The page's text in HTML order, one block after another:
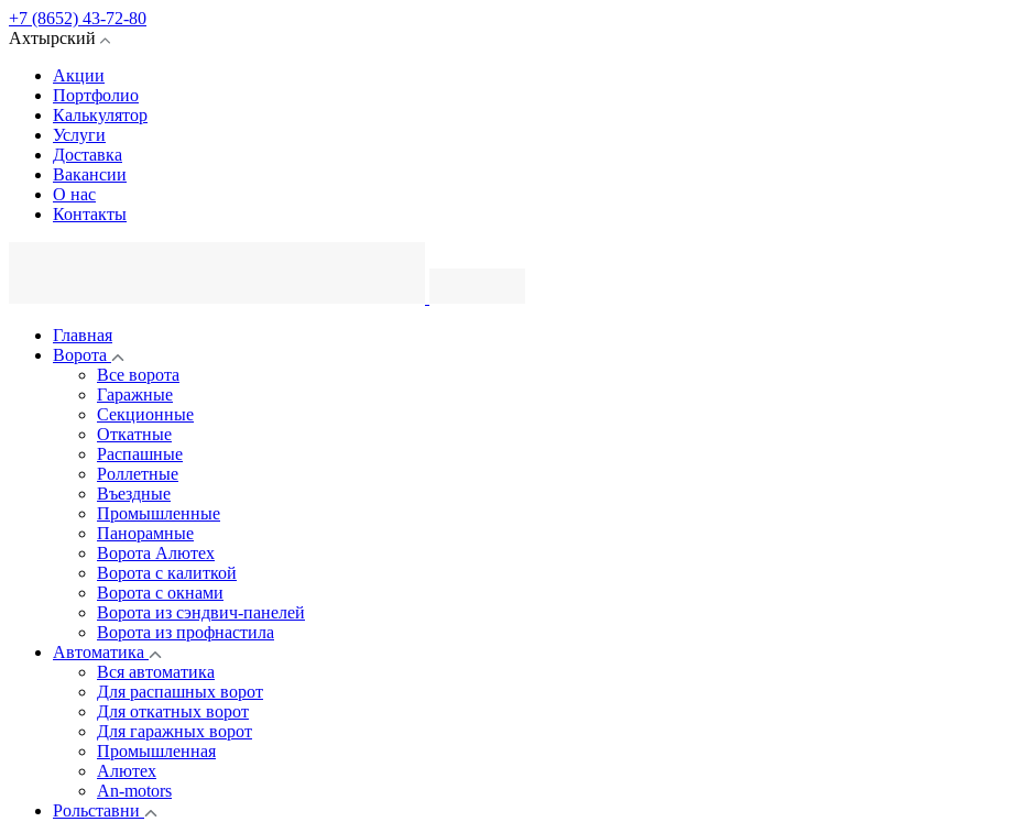
+7 (8652) 43-72-80
Ахтырский
Акции
Портфолио
Калькулятор
Услуги
Доставка
Вакансии
О нас
Контакты
Главная
Ворота
Все ворота
Гаражные
Секционные
Откатные
Распашные
Роллетные
Въездные
Промышленные
Панорамные
Ворота Алютех
Ворота с калиткой
Ворота c окнами
Ворота из сэндвич-панелей
Ворота из профнастила
Автоматика
Вся автоматика
Для распашных ворот
Для откатных ворот
Для гаражных ворот
Промышленная
Алютех
An-motors
Рольставни